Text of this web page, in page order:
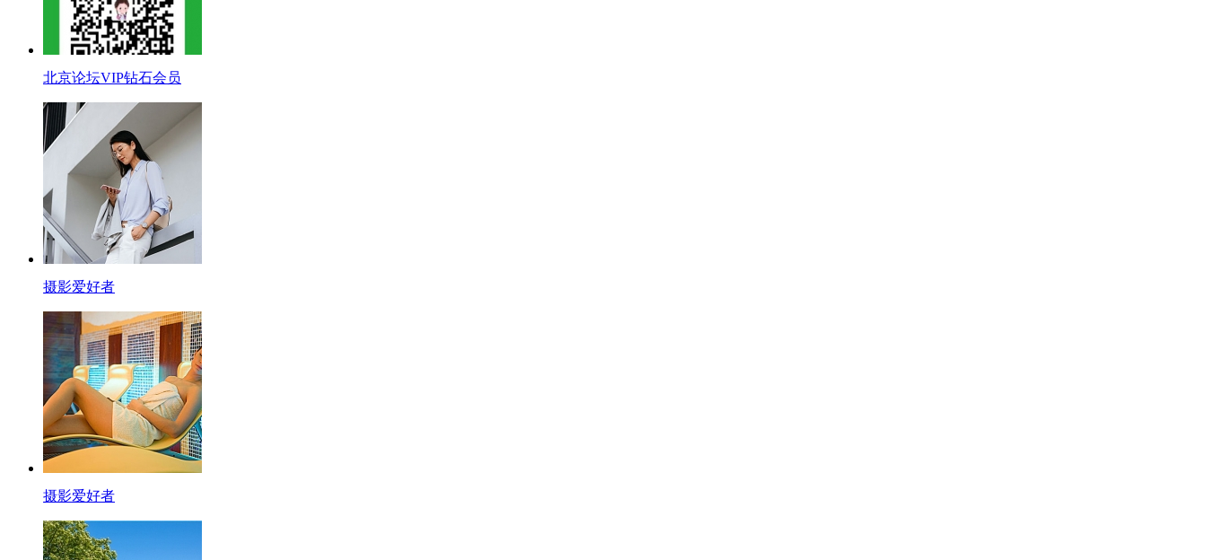
北京论坛VIP钻石会员
摄影爱好者
摄影爱好者